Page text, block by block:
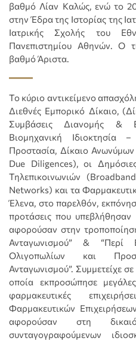
βαθμό Λίαν Καλώς, ενώ το
στην Έδρα της Ιστορίας της
Ιατρικής Σχολής του
Πανεπιστημίου Αθηνών. Ο
βαθμό Άριστα.
Το κύριο αντικείμενο
Διεθνές Εμπορικό Δίκαιο,
Συμβάσεις Διανομής &
Βιομηχανική Ιδιοκτησία
Προστασία, Δίκαιο Ανωνύμων
Due Diligences), οι
Τηλεπικοινωνιών
Networks) και τα
Έλενα, στο παρελθόν,
προτάσεις που
αφορούσαν στην
Ανταγωνισμού” & “Περί
Ολιγοπωλίων και
Ανταγωνισμού”. Συμμετείχε
οποία εκπροσώπησε
φαρμακευτικές
Φαρμακευτικών
αφορούσαν στη
συνταγογραφούμενων